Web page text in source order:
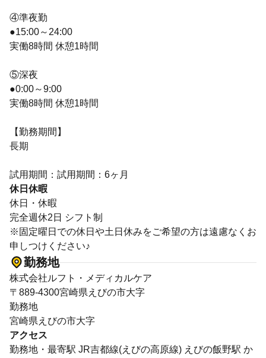
④準夜勤
●15:00～24:00
実働8時間 休憩1時間
⑤深夜
●0:00～9:00
実働8時間 休憩1時間
【勤務期間】
長期
試用期間：試用期間：6ヶ月
休日休暇
休日・休暇
完全週休2日 シフト制
※固定曜日での休日や土日休みをご希望の方は遠慮なくお
申しつけください♪
勤務地
株式会社ルフト・メディカルケア
〒889-4300宮崎県えびの市大字
勤務地
宮崎県えびの市大字
アクセス
勤務地・最寄駅 JR吉都線(えびの高原線) えびの飯野駅 か